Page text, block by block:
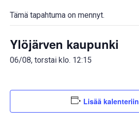
Tämä tapahtuma on mennyt.
Ylöjärven kaupunki
06/08, torstai klo. 12:15
Lisää kalenteriin